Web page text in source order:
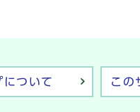
について この